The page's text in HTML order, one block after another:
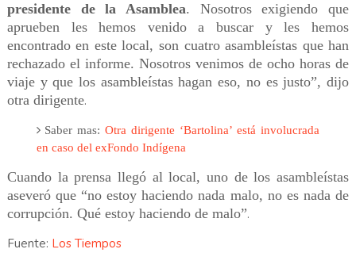
presidente de la Asamblea. Nosotros exigiendo que
aprueben les hemos venido a buscar y les hemos
encontrado en este local, son cuatro asambleístas que han
rechazado el informe. Nosotros venimos de ocho horas de
viaje y que los asambleístas hagan eso, no es justo”, dijo
otra dirigente.
Saber mas:Otra dirigente ‘Bartolina’ está involucrada
en caso del exFondo Indígena
Cuando la prensa llegó al local, uno de los asambleístas
aseveró que “no estoy haciendo nada malo, no es nada de
corrupción. Qué estoy haciendo de malo”.
Fuente: Los Tiempos